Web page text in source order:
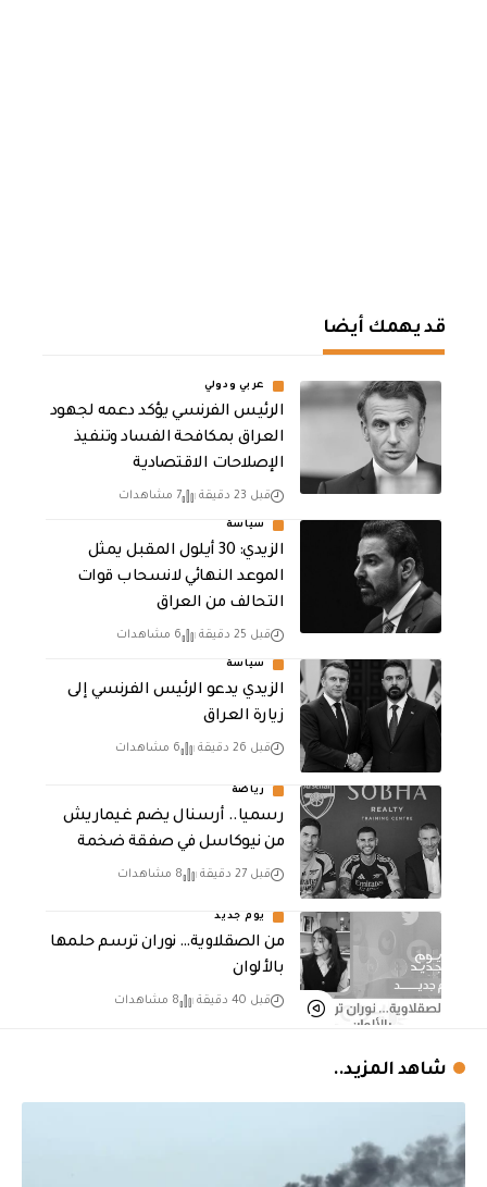
قد يهمك أيضا
عربي ودولي
الرئيس الفرنسي يؤكد دعمه لجهود
العراق بمكافحة الفساد وتنفيذ
الإصلاحات الاقتصادية
قبل 23 دقيقة 7 مشاهدات
سياسة
الزيدي: 30 أيلول المقبل يمثل
الموعد النهائي لانسحاب قوات
التحالف من العراق
قبل 25 دقيقة 6 مشاهدات
سياسة
الزيدي يدعو الرئيس الفرنسي إلى
زيارة العراق
قبل 26 دقيقة 6 مشاهدات
رياضة
رسميا.. أرسنال يضم غيماريش
من نيوكاسل في صفقة ضخمة
قبل 27 دقيقة 8 مشاهدات
يوم جديد
من الصقلاوية… نوران ترسم حلمها
بالألوان
قبل 40 دقيقة 8 مشاهدات
شاهد المزيد..